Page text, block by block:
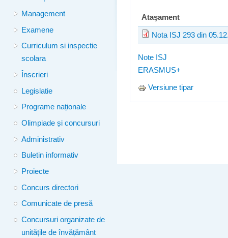
Management
Examene
Curriculum si inspectie
scolara
Înscrieri
Legislatie
Programe naționale
Olimpiade și concursuri
Administrativ
Buletin informativ
Proiecte
Concurs directori
Comunicate de presă
Concursuri organizate de
unitățile de învățământ
Ataşament
Nota ISJ 293 din
Note ISJ
ERASMUS+
Versiune tipar